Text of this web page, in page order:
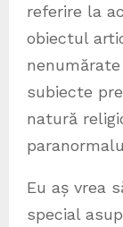
referire la
obiectul
subiecte
natură
Eu aș vrea
special